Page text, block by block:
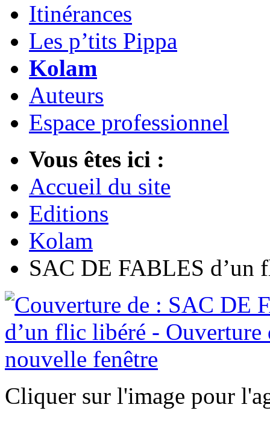
Itinérances
Les p’tits Pippa
Kolam
Auteurs
Espace professionnel
Vous êtes ici :
Accueil du site
Editions
Kolam
SAC DE FABLES d’un
Cliquer sur l'image pour